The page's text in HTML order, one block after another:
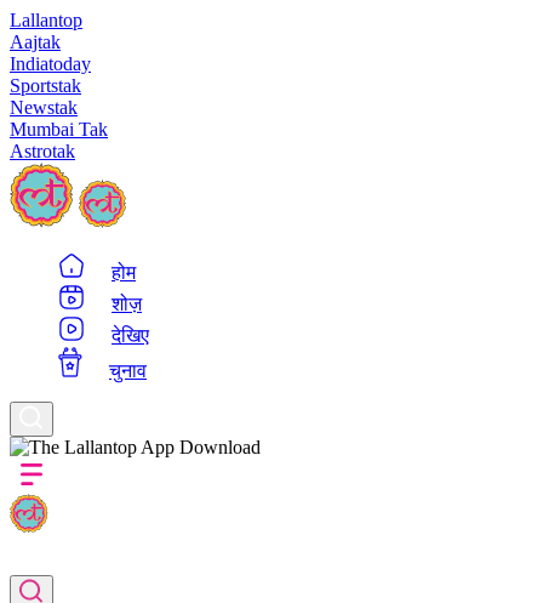
Lallantop
Aajtak
Indiatoday
Sportstak
Newstak
Mumbai Tak
Astrotak
होम
शोज़
देखिए
चुनाव